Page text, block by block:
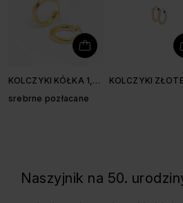
KOLCZYKI KÓŁKA 1,8
srebrne pozłacane
KOLCZYKI ZŁOTE
Naszyjnik na 50.